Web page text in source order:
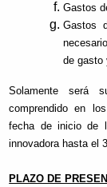
Gastos
Gastos
de gasto
Solamente será
comprendido en
fecha de inicio de
innovadora hasta el
PLAZO DE